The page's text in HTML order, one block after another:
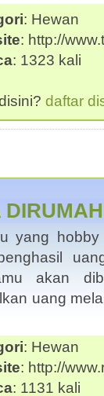
: Hewan
: http://
: 1323 kali
daftar
yang hobby
akan
uang
: Hewan
: http://
: 1131 kali